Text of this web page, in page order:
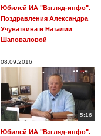
Юбилей ИА "Взгляд-инфо".
Поздравления Александра
Учуваткина и Наталии
Шаповаловой
08.09.2016
5:16
Юбилей ИА "Взгляд-инфо".